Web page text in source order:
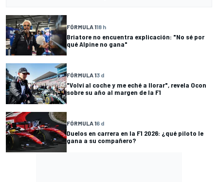
FÓRMULA 118 h
Briatore no encuentra explicación: "No sé por
qué Alpine no gana"
FÓRMULA 13 d
"Volví al coche y me eché a llorar", revela Ocon
sobre su año al margen de la F1
FÓRMULA 16 d
Duelos en carrera en la F1 2026: ¿qué piloto le
gana a su compañero?